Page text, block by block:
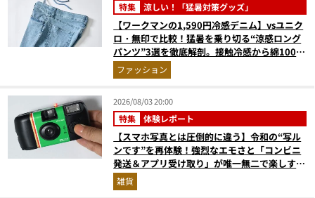
特集 涼しい！「猛暑対策グッズ」
【ワークマンの1,590円冷感デニム】vsユニク
ロ・無印で比較！猛暑を乗り切る“涼感ロング
パンツ”3選を徹底解剖。接触冷感から綿100%
まで決定版
ファッション
2026/08/03 20:00
特集 体験レポート
【スマホ写真とは圧倒的に違う】令和の“写ル
ンです”を再体験！強烈なエモさと「コンビニ
発送＆アプリ受け取り」が唯一無二で楽しすぎ
た雑貨